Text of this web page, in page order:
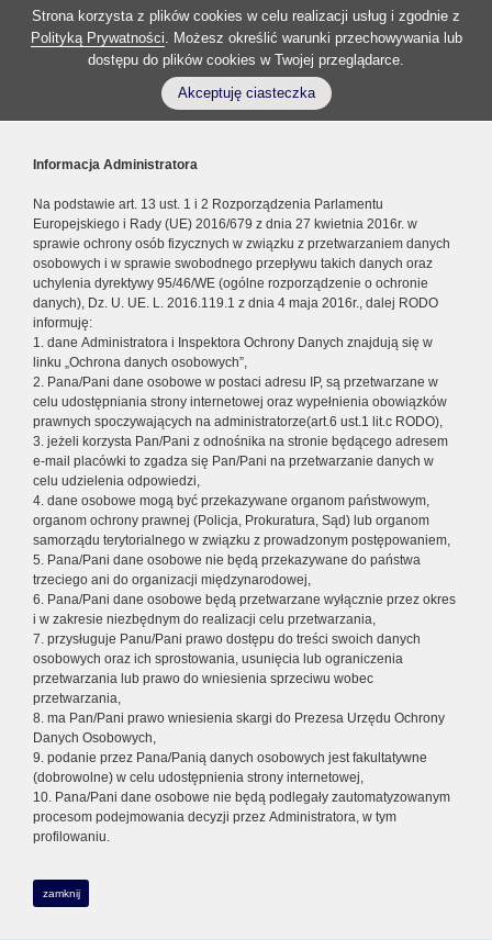
Strona korzysta z plików cookies w celu realizacji usług i zgodnie z
Polityką Prywatności. Możesz określić warunki przechowywania lub
dostępu do plików cookies w Twojej przeglądarce.
Akceptuję ciasteczka
Informacja Administratora
Na podstawie art. 13 ust. 1 i 2 Rozporządzenia Parlamentu
Europejskiego i Rady (UE) 2016/679 z dnia 27 kwietnia 2016r. w
sprawie ochrony osób fizycznych w związku z przetwarzaniem danych
osobowych i w sprawie swobodnego przepływu takich danych oraz
uchylenia dyrektywy 95/46/WE (ogólne rozporządzenie o ochronie
danych), Dz. U. UE. L. 2016.119.1 z dnia 4 maja 2016r., dalej RODO
informuję:
1. dane Administratora i Inspektora Ochrony Danych znajdują się w
linku „Ochrona danych osobowych”,
2. Pana/Pani dane osobowe w postaci adresu IP, są przetwarzane w
celu udostępniania strony internetowej oraz wypełnienia obowiązków
prawnych spoczywających na administratorze(art.6 ust.1 lit.c RODO),
3. jeżeli korzysta Pan/Pani z odnośnika na stronie będącego adresem
e-mail placówki to zgadza się Pan/Pani na przetwarzanie danych w
celu udzielenia odpowiedzi,
4. dane osobowe mogą być przekazywane organom państwowym,
organom ochrony prawnej (Policja, Prokuratura, Sąd) lub organom
samorządu terytorialnego w związku z prowadzonym postępowaniem,
5. Pana/Pani dane osobowe nie będą przekazywane do państwa
trzeciego ani do organizacji międzynarodowej,
6. Pana/Pani dane osobowe będą przetwarzane wyłącznie przez okres
i w zakresie niezbędnym do realizacji celu przetwarzania,
7. przysługuje Panu/Pani prawo dostępu do treści swoich danych
osobowych oraz ich sprostowania, usunięcia lub ograniczenia
przetwarzania lub prawo do wniesienia sprzeciwu wobec
przetwarzania,
8. ma Pan/Pani prawo wniesienia skargi do Prezesa Urzędu Ochrony
Danych Osobowych,
9. podanie przez Pana/Panią danych osobowych jest fakultatywne
(dobrowolne) w celu udostępnienia strony internetowej,
10. Pana/Pani dane osobowe nie będą podlegały zautomatyzowanym
procesom podejmowania decyzji przez Administratora, w tym
profilowaniu.
zamknij